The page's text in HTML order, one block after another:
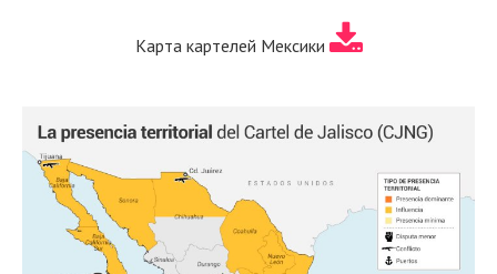
Карта картелей Мексики